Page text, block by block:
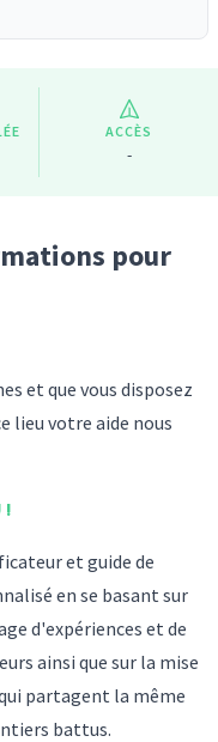
ACCÈS
-
pour
et que vous disposez
lieu votre aide nous
!
et guide de
en se basant sur
d'expériences et de
ainsi que sur la mise
partagent la même
battus.